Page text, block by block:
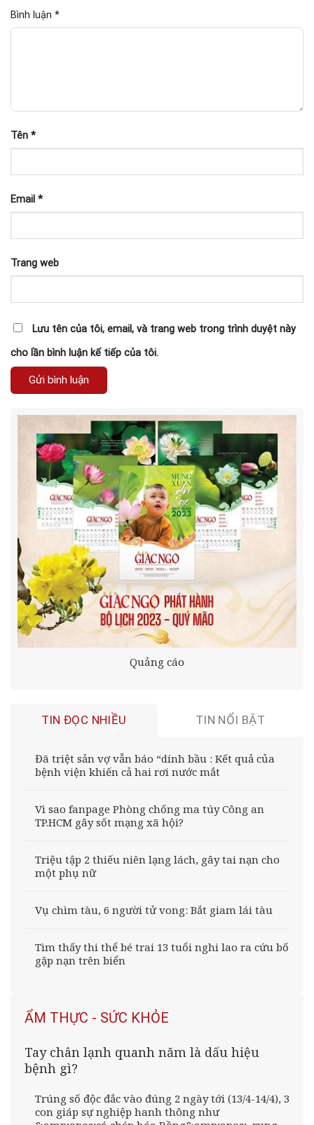
Bình luận *
Tên *
Email *
Trang web
Lưu tên của tôi, email, và trang web trong trình duyệt này
cho lần bình luận kế tiếp của tôi.
Quảng cáo
TIN ĐỌC NHIỀU TIN NỔI BẬT
Đã triệt sản vợ vẫn báo “dính bầu : Kết quả của
bệnh viện khiến cả hai rơi nước mắt
Vì sao fanpage Phòng chống ma túy Công an
TP.HCM gây sốt mạng xã hội?
Triệu tập 2 thiếu niên lạng lách, gây tai nạn cho
một phụ nữ
Vụ chìm tàu, 6 người tử vong: Bắt giam lái tàu
Tìm thấy thi thể bé trai 13 tuổi nghi lao ra cứu bố
gặp nạn trên biển
ẨM THỰC - SỨC KHỎE
Tay chân lạnh quanh năm là dấu hiệu
bệnh gì?
Trúng số độc đắc vào đúng 2 ngày tới (13/4-14/4), 3
con giáp sự nghiệp hanh thông như